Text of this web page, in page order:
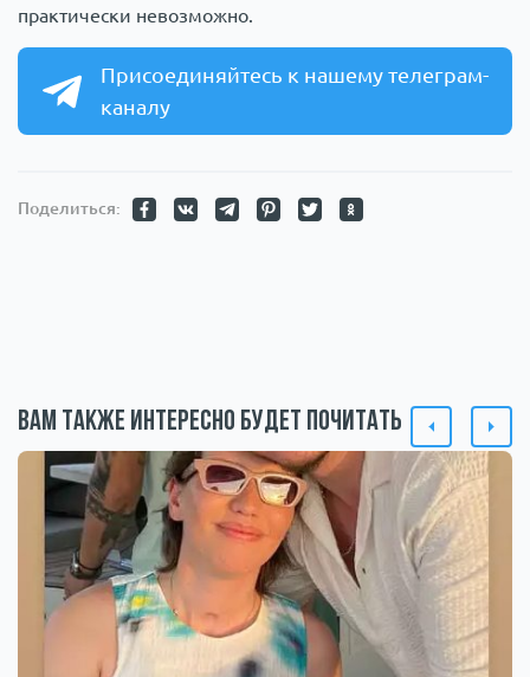
практически невозможно.
Присоединяйтесь к нашему телеграм-
каналу
Поделиться:
Вам также интересно будет почитать